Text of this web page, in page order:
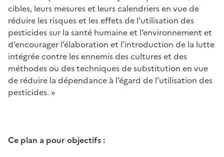
cibles, leurs mesures et leurs calendriers en vue de
réduire les risques et les effets de l’utilisation des
pesticides sur la santé humaine et l’environnement et
d’encourager l’élaboration et l’introduction de la lutte
intégrée contre les ennemis des cultures et des
méthodes ou des techniques de substitution en vue
de réduire la dépendance à l’égard de l’utilisation des
pesticides. »
Ce plan a pour objectifs :